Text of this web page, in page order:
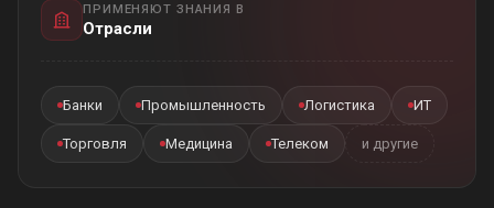
ПРИМЕНЯЮТ ЗНАНИЯ В
Отрасли
Банки Промышленность Логистика ИТ
Торговля Медицина Телеком и другие